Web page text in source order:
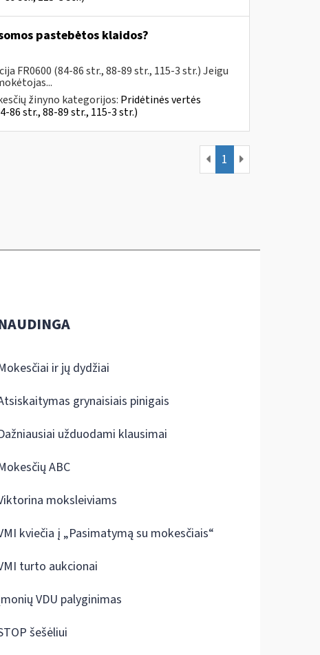
pastebėtos klaidos?
FR0600 (84-86 str., 88-89 str., 115-3 str.) Jeigu
žinyno kategorijos: Pridėtinės vertės
86 str., 88-89 str., 115-3 str.)
1
ir jų dydžiai
grynaisiais pinigais
užduodami klausimai
ABC
moksleiviams
kviečia į „Pasimatymą su mokesčiais“
turto aukcionai
VDU palyginimas
šešėliui